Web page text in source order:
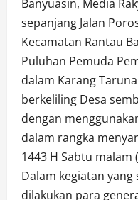
Banyuasin, Media
sepanjang Jalan
Kecamatan Rantau
Puluhan Pemuda
dalam Karang
berkeliling Desa
dengan
dalam rangka
1443 H Sabtu malam
Dalam kegiatan
dilakukan para